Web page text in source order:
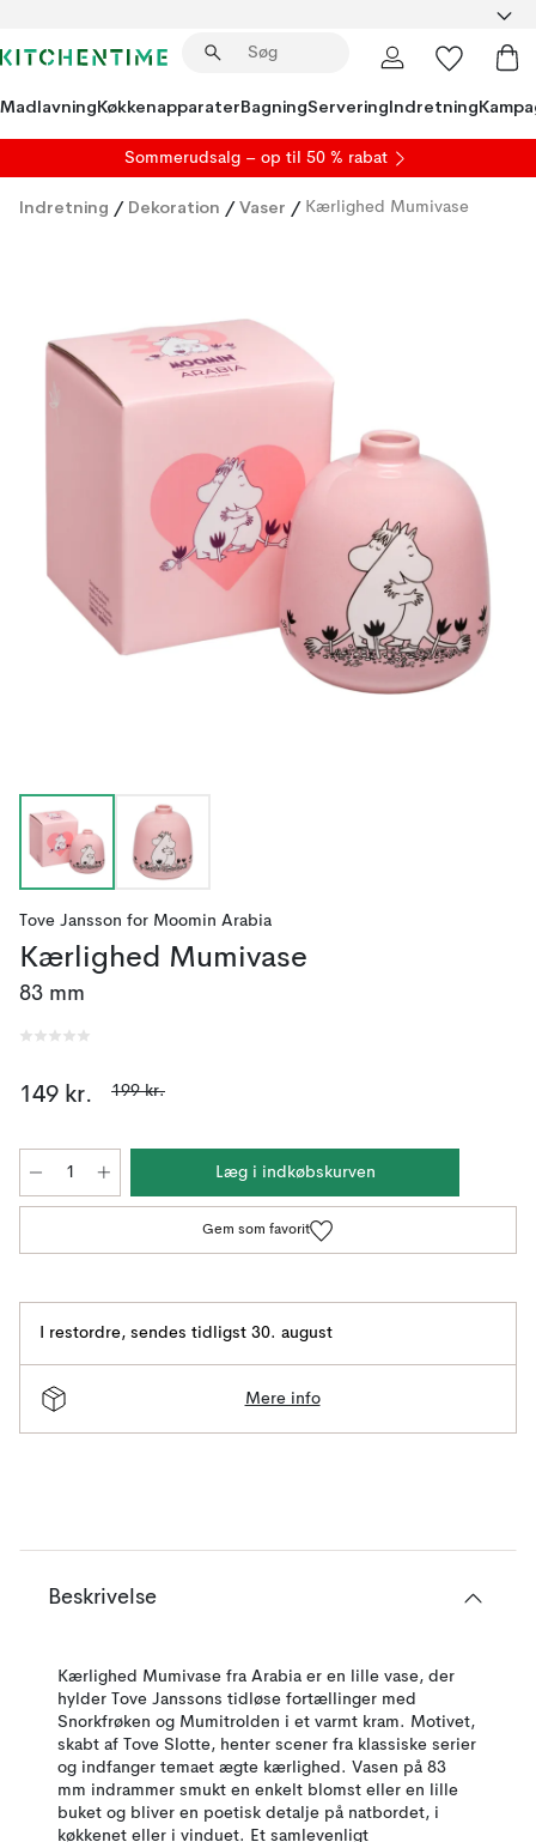
MadlavningKøkkenapparaterBagningServeringIndretning
Sommerudsalg – op til 50 % rabat
Indretning / Dekoration / Vaser / Kærlighed Mumivase
Tove Jansson for Moomin Arabia
Kærlighed Mumivase
83 mm
149 kr. 199 kr.
Læg i indkøbskurven
Gem som favorit
I restordre, sendes tidligst 30. august
Mere info
Beskrivelse
Kærlighed Mumivase fra Arabia er en lille vase, der
hylder Tove Janssons tidløse fortællinger med
Snorkfrøken og Mumitrolden i et varmt kram. Motivet,
skabt af Tove Slotte, henter scener fra klassiske serier
og indfanger temaet ægte kærlighed. Vasen på 83
mm indrammer smukt en enkelt blomst eller en lille
buket og bliver en poetisk detalje på natbordet, i
køkkenet eller i vinduet. Et samlevenligt